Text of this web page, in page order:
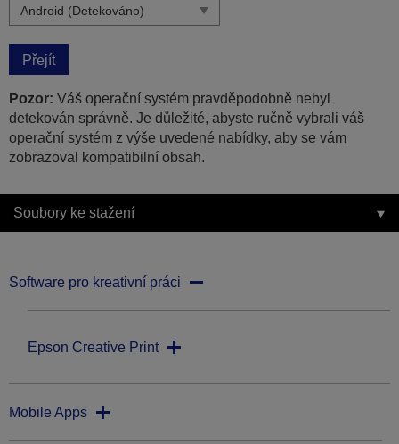
Přejít
Pozor: Váš operační systém pravděpodobně nebyl
detekován správně. Je důležité, abyste ručně vybrali váš
operační systém z výše uvedené nabídky, aby se vám
zobrazoval kompatibilní obsah.
Soubory ke stažení
Software pro kreativní práci
Epson Creative Print
Mobile Apps